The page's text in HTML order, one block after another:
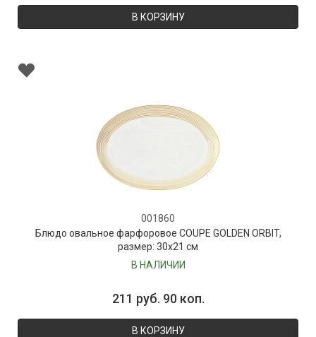
В КОРЗИНУ
001860
Блюдо овальное фарфоровое COUPE GOLDEN ORBIT,
размер: 30х21 см
В НАЛИЧИИ
211 руб. 90 коп.
В КОРЗИНУ